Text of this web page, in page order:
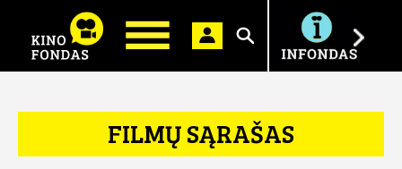
Ieškoti
FILMŲ SĄRAŠAS